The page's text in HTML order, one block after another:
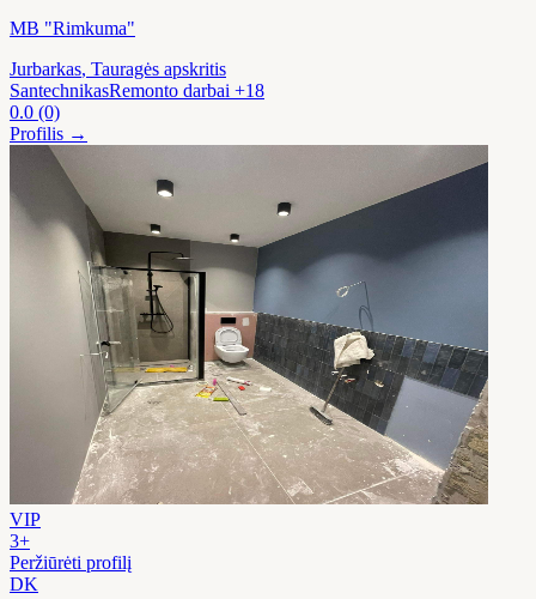
MB "Rimkuma"
Jurbarkas, Tauragės apskritis
SantechnikasRemonto darbai +18
0.0 (0)
Profilis →
VIP
3+
Peržiūrėti profilį
DK